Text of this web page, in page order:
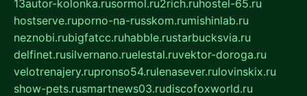
13autor-kolonka.rusormol.ru2rich.ruhostel-65.ru
hostserve.ruporno-na-russkom.rumishinlab.ru
neznobi.rubigfatcc.ruhabble.rustarbucksvia.ru
delfinet.rusilvernano.ruelestal.ruvektor-doroga.ru
velotrenajery.rupronso54.rulenasever.rulovinskix.ru
show-pets.rusmartnews03.rudiscofoxworld.ru